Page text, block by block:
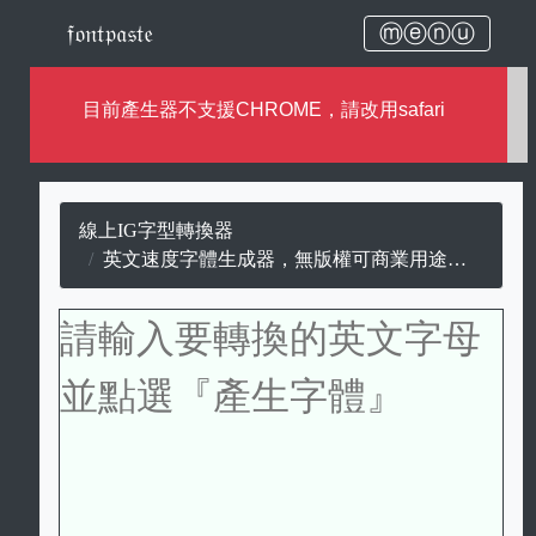
𝔣𝔬𝔫𝔱𝔭𝔞𝔰𝔱𝔢 ⓜⓔⓝⓤ
目前產生器不支援CHROME，請改用safari
線上IG字型轉換器
英文速度字體生成器，無版權可商業用途的速度字。